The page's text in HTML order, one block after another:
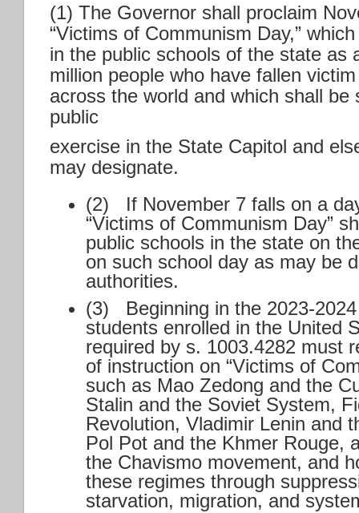
(1) The Governor shall proclaim
“Victims of Communism Day,”
in the public schools of the state as
million people who have fallen
across the world and which shall be
public
exercise in the State Capitol and
may designate.
(2) If November 7 falls on a
“Victims of Communism Day”
public schools in the state on
on such school day as may be
authorities.
(3) Beginning in the 2023-
students enrolled in the United
required by s. 1003.4282 must
of instruction on “Victims of
such as Mao Zedong and the
Stalin and the Soviet System,
Revolution, Vladimir Lenin and
Pol Pot and the Khmer Rouge,
the Chavismo movement, and
these regimes through
starvation, migration, and